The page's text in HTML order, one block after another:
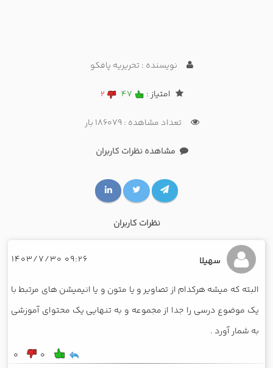
نویسنده : تحریریه پافکو
امتیاز : 47
2
تعداد مشاهده : 186079 بار
مشاهده نظرات کاربران
نظرات کاربران
سهیلا 09:26 1403/7/30
البته که میشه هرکدام از تصاویر و یا متون و یا انیمیشن های مرتبط با
یک موضوع درسی را جدا از مجموعه و به تنهایی یک محتوای آموزشی
به شمار آورد .
0
0